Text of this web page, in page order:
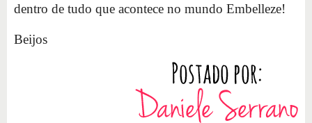
dentro de tudo que acontece no mundo Embelleze!
Beijos